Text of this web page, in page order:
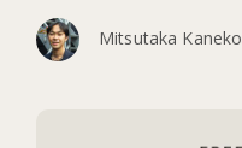
Mitsutaka Kaneko